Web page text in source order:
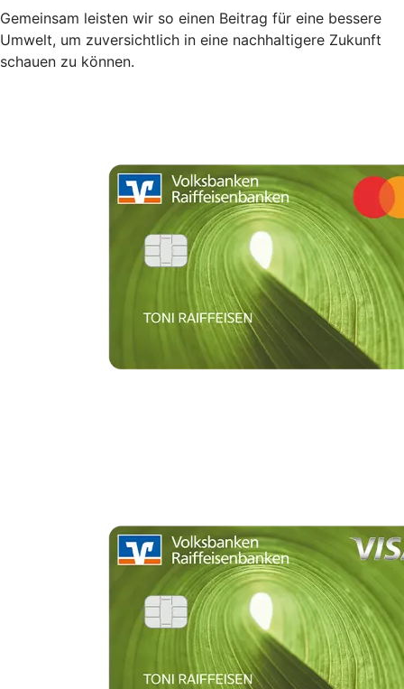
Gemeinsam leisten wir so einen Beitrag für eine bessere
Umwelt, um zuversichtlich in eine nachhaltigere Zukunft
schauen zu können.